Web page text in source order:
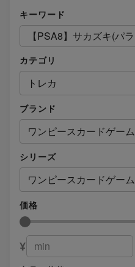
キーワード
カテゴリ
トレカ
ブランド
ワンピースカードゲーム
シリーズ
ワンピースカードゲーム
価格
¥